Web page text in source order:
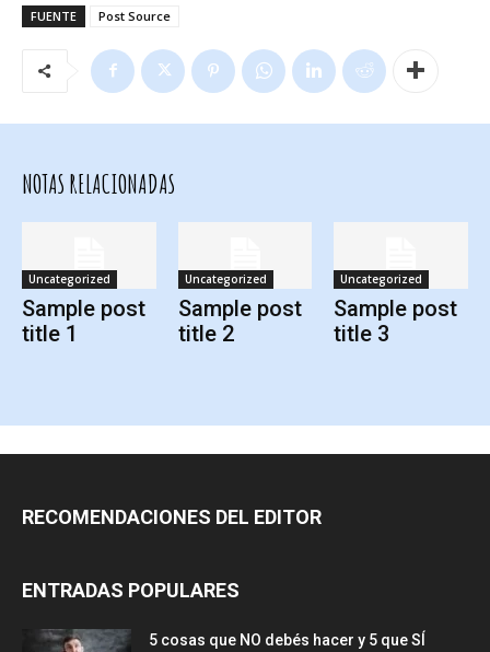
FUENTE Post Source
NOTAS RELACIONADAS
Uncategorized
Sample post
title 1
Uncategorized
Sample post
title 2
Uncategorized
Sample post
title 3
RECOMENDACIONES DEL EDITOR
ENTRADAS POPULARES
5 cosas que NO debés hacer y 5 que SÍ